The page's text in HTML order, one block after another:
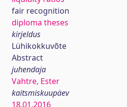
fair recognition
diploma theses
kirjeldus
Lühikokkuvõte
Abstract
juhendaja
Vahtre, Ester
kaitsmiskuupäev
18.01.2016